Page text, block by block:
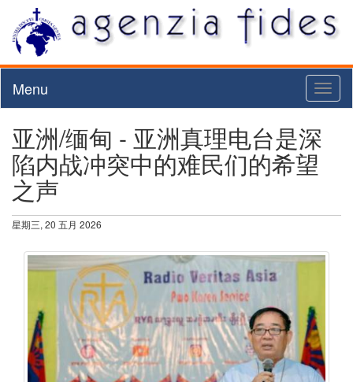
Menu
亚洲/缅甸 - 亚洲真理电台是深
陷内战冲突中的难民们的希望
之声
星期三, 20 五月 2026